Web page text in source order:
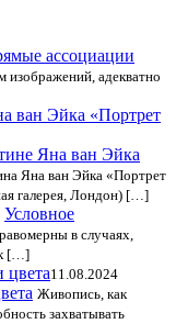
ассоциации
адекватно
Яна ван Эйка
Яна ван Эйка «Портрет
галерея, Лондон) […]
Условное
в случаях,
[…]
11.08.2024
Живопись, как
захватывать